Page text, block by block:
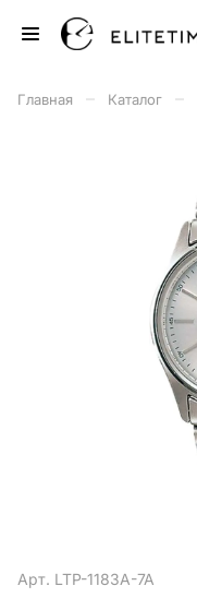
Главная Каталог
Арт. LTP-1183A-7A